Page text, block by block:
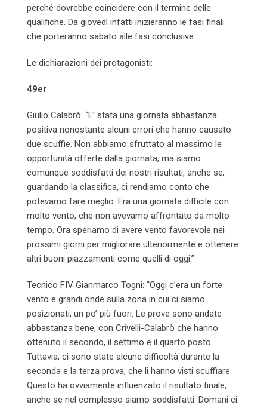
perché dovrebbe coincidere con il termine delle
qualifiche. Da giovedì infatti inizieranno le fasi finali
che porteranno sabato alle fasi conclusive.
Le dichiarazioni dei protagonisti:
49er
Giulio Calabrò: “E’ stata una giornata abbastanza
positiva nonostante alcuni errori che hanno causato
due scuffie. Non abbiamo sfruttato al massimo le
opportunità offerte dalla giornata, ma siamo
comunque soddisfatti dei nostri risultati, anche se,
guardando la classifica, ci rendiamo conto che
potevamo fare meglio. Era una giornata difficile con
molto vento, che non avevamo affrontato da molto
tempo. Ora speriamo di avere vento favorevole nei
prossimi giorni per migliorare ulteriormente e ottenere
altri buoni piazzamenti come quelli di oggi.”
Tecnico FIV Gianmarco Togni: “Oggi c’era un forte
vento e grandi onde sulla zona in cui ci siamo
posizionati, un po’ più fuori. Le prove sono andate
abbastanza bene, con Crivelli-Calabrò che hanno
ottenuto il secondo, il settimo e il quarto posto.
Tuttavia, ci sono state alcune difficoltà durante la
seconda e la terza prova, che li hanno visti scuffiare.
Questo ha ovviamente influenzato il risultato finale,
anche se nel complesso siamo soddisfatti. Domani ci